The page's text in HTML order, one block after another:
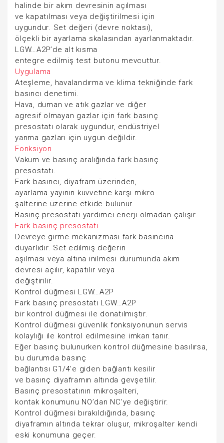
halinde bir akım devresinin açılması
ve kapatılması veya değiştirilmesi için
uygundur. Set değeri (devre noktası),
ölçekli bir ayarlama skalasından ayarlanmaktadır.
LGW…A2P’de alt kısma
entegre edilmiş test butonu mevcuttur.
Uygulama
Ateşleme, havalandırma ve klima tekniğinde fark
basıncı denetimi.
Hava, duman ve atık gazlar ve diğer
agresif olmayan gazlar için fark basınç
presostatı olarak uygundur, endüstriyel
yanma gazları için uygun değildir.
Fonksiyon
Vakum ve basınç aralığında fark basınç
presostatı.
Fark basıncı, diyafram üzerinden,
ayarlama yayının kuvvetine karşı mikro
şalterine üzerine etkide bulunur.
Basınç presostatı yardımcı enerji olmadan çalışır.
Fark basınç presostatı
Devreye girme mekanizması fark basıncına
duyarlıdır. Set edilmiş değerin
aşılması veya altına inilmesi durumunda akım
devresi açılır, kapatılır veya
değiştirilir.
Kontrol düğmesi LGW…A2P
Fark basınç presostatı LGW…A2P
bir kontrol düğmesi ile donatılmıştır.
Kontrol düğmesi güvenlik fonksiyonunun servis
kolaylığı ile kontrol edilmesine imkan tanır.
Eğer basınç bulunurken kontrol düğmesine basılırsa,
bu durumda basınç
bağlantısı G1/4’e giden bağlantı kesilir
ve basınç diyaframın altında gevşetilir.
Basınç presostatının mikroşalteri,
kontak konumunu NO’dan NC’ye değiştirir.
Kontrol düğmesi bırakıldığında, basınç
diyaframın altında tekrar oluşur, mikroşalter kendi
eski konumuna geçer.